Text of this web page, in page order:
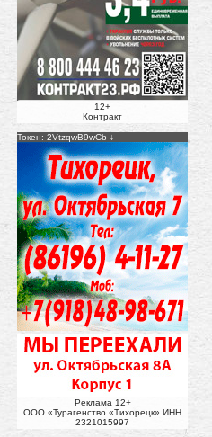
12+
Контракт
Токен: 2VtzqwB9wCb
Реклама 12+
ООО «Турагенство «Тихорецк» ИНН
2321015997